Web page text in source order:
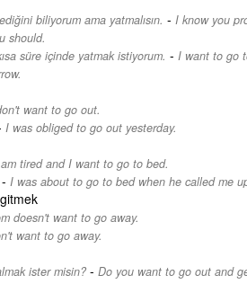
biliyorum ama yatmalısın. - I know you
should.
süre içinde yatmak istiyorum. - I want to go
want to go out.
I was obliged to go out yesterday.
tired and I want to go to bed.
- I was about to go to bed when he called me
doesn't want to go away.
want to go away.
ister misin?- Do you want to go out and